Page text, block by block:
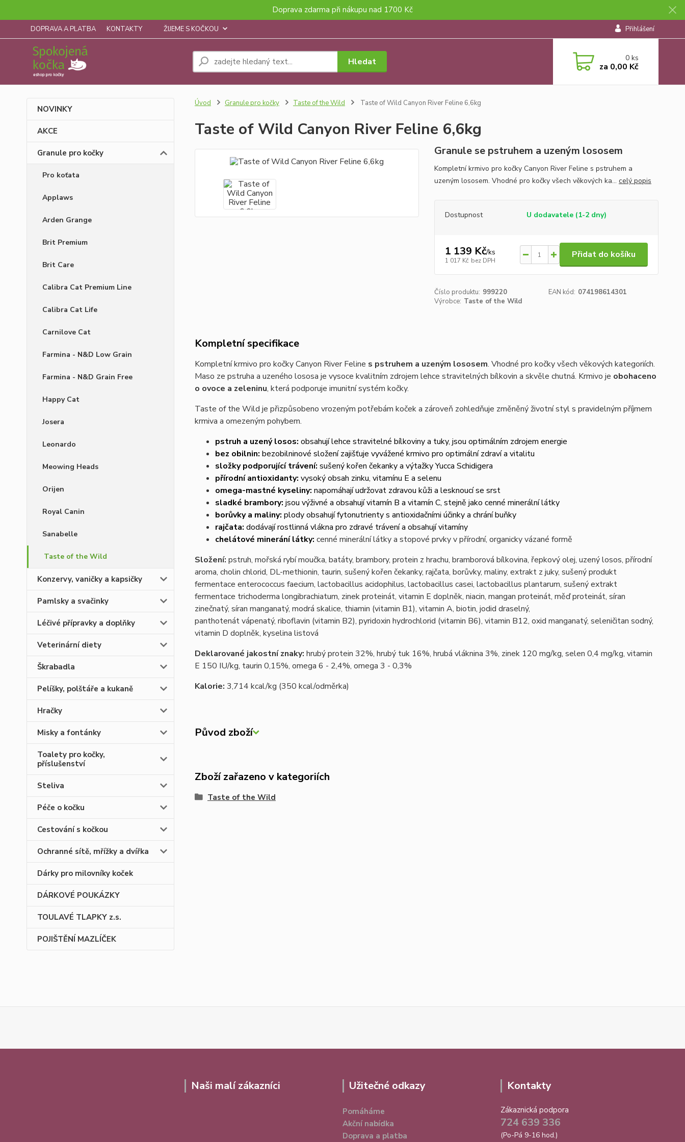
Doprava zdarma při nákupu nad 1700 Kč
DOPRAVA A PLATBA KONTAKTY ŽIJEME S KOČKOU Přihlášení
Hledat 0ks
za 0,00 Kč
NOVINKY
AKCE
Granule pro kočky
Pro koťata
Applaws
Arden Grange
Brit Premium
Brit Care
Calibra Cat Premium Line
Calibra Cat Life
Carnilove Cat
Farmina - N&D Low Grain
Farmina - N&D Grain Free
Happy Cat
Josera
Leonardo
Meowing Heads
Orijen
Royal Canin
Sanabelle
Taste of the Wild
Konzervy, vaničky a kapsičky
Pamlsky a svačinky
Léčivé přípravky a doplňky
Veterinární diety
Škrabadla
Pelíšky, polštáře a kukaně
Hračky
Misky a fontánky
Toalety pro kočky,
příslušenství
Steliva
Péče o kočku
Cestování s kočkou
Ochranné sítě, mřížky a dvířka
Dárky pro milovníky koček
DÁRKOVÉ POUKÁZKY
TOULAVÉ TLAPKY z.s.
POJIŠTĚNÍ MAZLÍČEK
Úvod Granule pro kočky Taste of the Wild Taste of Wild Canyon River Feline 6,6kg
Taste of Wild Canyon River Feline 6,6kg
Granule se pstruhem a uzeným lososem
Kompletní krmivo pro kočky Canyon River Feline s pstruhem a
uzeným lososem. Vhodné pro kočky všech věkových ka... celý popis
Dostupnost U dodavatele (1-2 dny)
1 139 Kč/ks
1 017 Kč bez DPH
Přidat do košíku
Číslo produktu: 999220 EAN kód: 074198614301
Výrobce: Taste of the Wild
Kompletní specifikace
Kompletní krmivo pro kočky Canyon River Feline s pstruhem a uzeným lososem. Vhodné pro kočky všech věkových kategoriích.
Maso ze pstruha a uzeného lososa je vysoce kvalitním zdrojem lehce stravitelných bílkovin a skvěle chutná. Krmivo je obohaceno
o ovoce a zeleninu, která podporuje imunitní systém kočky.
Taste of the Wild je přizpůsobeno vrozeným potřebám koček a zároveň zohledňuje změněný životní styl s pravidelným příjmem
krmiva a omezeným pohybem.
pstruh a uzený losos: obsahují lehce stravitelné bílkoviny a tuky, jsou optimálním zdrojem energie
bez obilnin: bezobilninové složení zajišťuje vyvážené krmivo pro optimální zdraví a vitalitu
složky podporující trávení: sušený kořen čekanky a výtažky Yucca Schidigera
přírodní antioxidanty: vysoký obsah zinku, vitamínu E a selenu
omega-mastné kyseliny: napomáhají udržovat zdravou kůži a lesknoucí se srst
sladké brambory: jsou výživné a obsahují vitamín B a vitamín C, stejně jako cenné minerální látky
borůvky a maliny: plody obsahují fytonutrienty s antioxidačními účinky a chrání buňky
rajčata: dodávají rostlinná vlákna pro zdravé trávení a obsahují vitamíny
chelátové minerání látky: cenné minerální látky a stopové prvky v přírodní, organicky vázané formě
Složení: pstruh, mořská rybí moučka, batáty, brambory, protein z hrachu, bramborová bílkovina, řepkový olej, uzený losos, přírodní
aroma, cholin chlorid, DL-methionin, taurin, sušený kořen čekanky, rajčata, borůvky, maliny, extrakt z juky, sušený produkt
fermentace enterococcus faecium, lactobacillus acidophilus, lactobacillus casei, lactobacillus plantarum, sušený extrakt
fermentace trichoderma longibrachiatum, zinek proteinát, vitamin E doplněk, niacin, mangan proteinát, měď proteinát, síran
zinečnatý, síran manganatý, modrá skalice, thiamin (vitamin B1), vitamin A, biotin, jodid draselný,
panthotenát vápenatý, riboflavin (vitamin B2), pyridoxin hydrochlorid (vitamin B6), vitamin B12, oxid manganatý, seleničitan sodný,
vitamin D doplněk, kyselina listová
Deklarované jakostní znaky: hrubý protein 32%, hrubý tuk 16%, hrubá vláknina 3%, zinek 120 mg/kg, selen 0,4 mg/kg, vitamin
E 150 IU/kg, taurin 0,15%, omega 6 - 2,4%, omega 3 - 0,3%
Kalorie: 3,714 kcal/kg (350 kcal/odměrka)
Původ zboží
Zboží zařazeno v kategoriích
Taste of the Wild
Naši malí zákazníci Užitečné odkazy
Pomáháme
Akční nabídka
Doprava a platba
Kontakty
Zákaznická podpora
724 639 336
(Po-Pá 9-16 hod.)